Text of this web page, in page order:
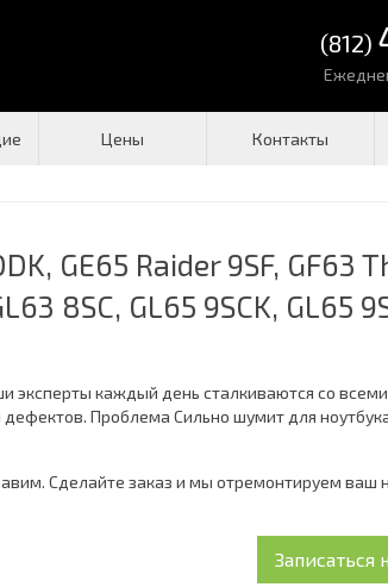
(812)
Цены Контакты
GE65 Raider 9SF, GF63
8SC, GL65 9SCK, GL65
эксперты каждый день сталкиваются со
Проблема Сильно шумит для
Сделайте заказ и мы отремонтируем ваш